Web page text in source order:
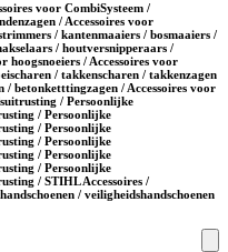
voor CombiSysteem /
/ Accessoires voor
/ kantenmaaiers / bosmaaiers /
/ houtversnipperaars /
hoogsnoeiers / Accessoires voor
/ takkenscharen / takkenzagen
/ betonketttingzagen / Accessoires voor
/ Persoonlijke
/ Persoonlijke
/ Persoonlijke
/ Persoonlijke
/ Persoonlijke
/ Persoonlijke
/ STIHL Accessoires /
/ veiligheidshandschoenen